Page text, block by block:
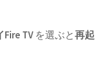
Fire TV を選ぶと再起